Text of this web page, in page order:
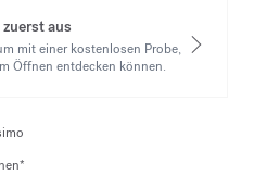
aus
mit einer kostenlosen Probe,
Öffnen entdecken können.